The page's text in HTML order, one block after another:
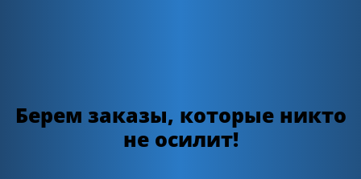
Берем заказы, которые никто
не осилит!